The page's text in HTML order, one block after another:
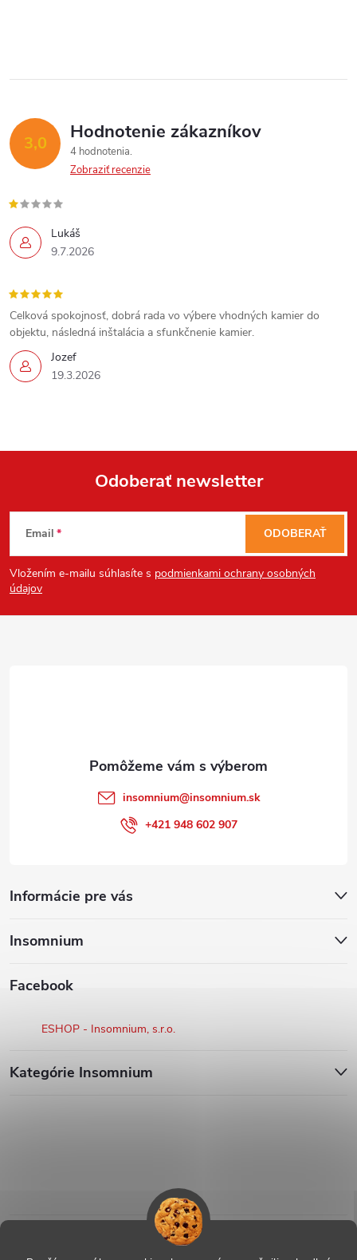
3,0 Hodnotenie zákazníkov
4 hodnotenia
Zobraziť recenzie
Lukáš
9.7.2026
Jozef
19.3.2026
Celková spokojnosť, dobrá rada vo výbere vhodných kamier do
objektu, následná inštalácia a sfunkčnenie kamier.
Z
á
p
Odoberať newsletter
Email
Vložením e-mailu súhlasíte s podmienkami ochrany osobných
údajov
ODOBERAŤ
Informácie pre vás
Insomnium
Facebook
ESHOP - Insomnium, s.r.o.
insomnium@insomnium.sk
+421 948 602 907
Kategórie Insomnium
Send
Powered by chaterimo